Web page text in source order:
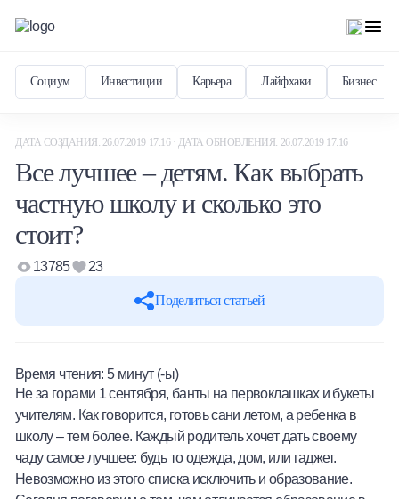
Социум Инвестиции Карьера Лайфхаки Бизнес
Халва
Онлайн-обменник
ДАТА СОЗДАНИЯ: 26.07.2019 17:16 · ДАТА ОБНОВЛЕНИЯ: 26.07.2019 17:16
Все лучшее – детям. Как выбрать
частную школу и сколько это
стоит?
Поделиться статьей
13785 23
Время чтения:5 минут (-ы)
Не за горами 1 сентября, банты на первоклашках и букеты
учителям. Как говорится, готовь сани летом, а ребенка в
школу – тем более. Каждый родитель хочет дать своему
чаду самое лучшее: будь то одежда, дом, или гаджет.
Невозможно из этого списка исключить и образование.